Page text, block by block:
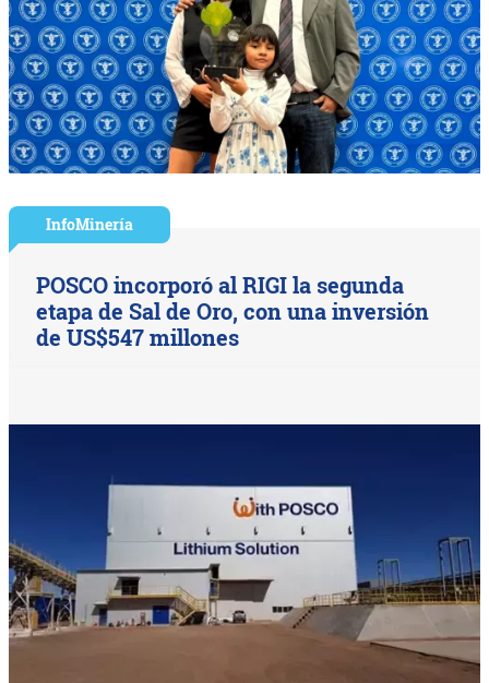
InfoMinería
POSCO incorporó al RIGI la segunda
etapa de Sal de Oro, con una inversión
de US$547 millones